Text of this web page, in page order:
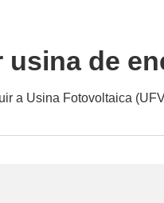
usina de
a Usina Fotovoltaica